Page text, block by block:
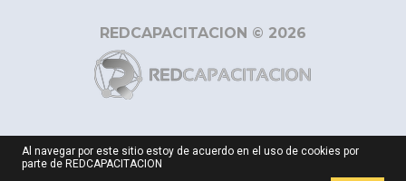
REDCAPACITACION © 2026
Al navegar por este sitio estoy de acuerdo en el uso de cookies por
parte de REDCAPACITACION